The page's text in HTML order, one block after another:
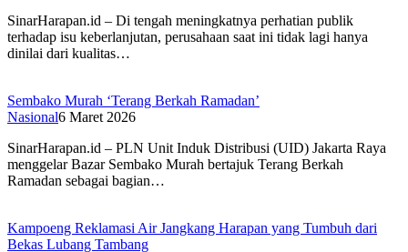
SinarHarapan.id – Di tengah meningkatnya perhatian publik
terhadap isu keberlanjutan, perusahaan saat ini tidak lagi hanya
dinilai dari kualitas…
Sembako Murah ‘Terang Berkah Ramadan’
Nasional6 Maret 2026
SinarHarapan.id – PLN Unit Induk Distribusi (UID) Jakarta Raya
menggelar Bazar Sembako Murah bertajuk Terang Berkah
Ramadan sebagai bagian…
Kampoeng Reklamasi Air Jangkang Harapan yang Tumbuh dari
Bekas Lubang Tambang